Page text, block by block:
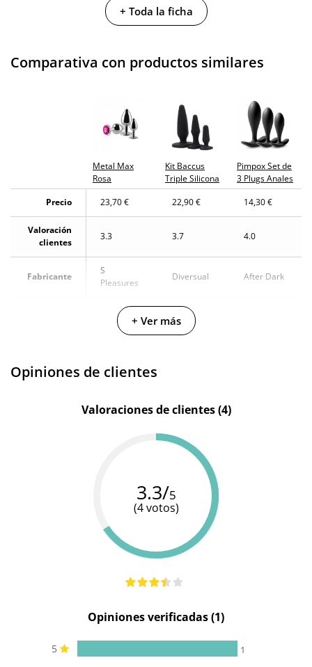
No testado en
Paquete discreto y sin distintivos
3 años de garantía
¿Cuándo lo
recibo?
El martes 11 de agosto (fecha estimada)
+ Toda la ficha
Comparativa con productos similares
Metal Max
Rosa
Kit Baccus
Triple Silicona
Pimpox Set de
3 Plugs Anales
Precio
23,70 € 22,90 € 14,30 €
Valoración
clientes
3.3 3.7 4.0
Fabricante
S
Pleasures
Diversual After Dark
Rosa Negro
Silicona
Resistente
al agua
100%
sumergible
+ Ver más
Opiniones de clientes
Valoraciones de clientes (4)
3.3/5
(4 votos)
Opiniones verificadas (1)
5 1